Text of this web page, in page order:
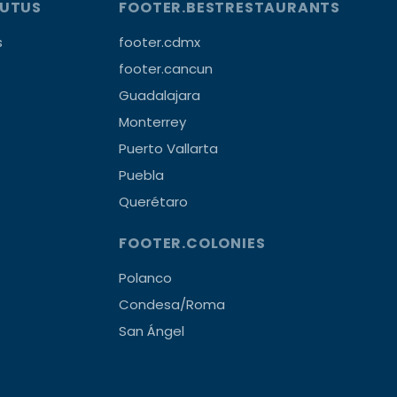
FOOTER.BESTRESTAURANTS
footer.cdmx
footer.cancun
Guadalajara
Monterrey
Puerto Vallarta
Puebla
Querétaro
FOOTER.COLONIES
Polanco
Condesa/Roma
San Ángel